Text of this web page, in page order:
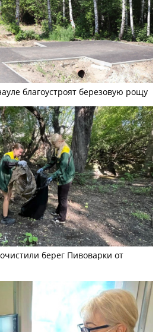
благоустроят березовую рощу
берег Пивоварки от